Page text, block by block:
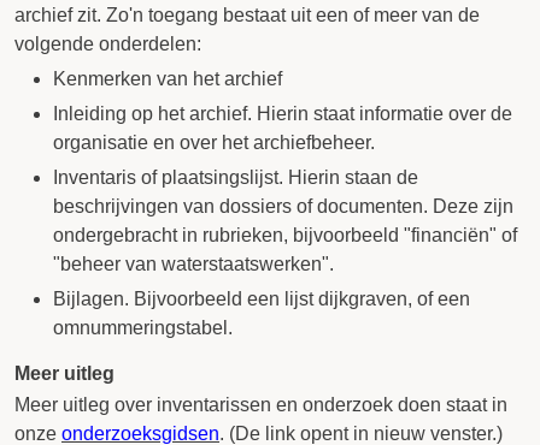
archief zit. Zo'n toegang bestaat uit een of meer van de
volgende onderdelen:
Kenmerken van het archief
Inleiding op het archief. Hierin staat informatie over de
organisatie en over het archiefbeheer.
Inventaris of plaatsingslijst. Hierin staan de
beschrijvingen van dossiers of documenten. Deze zijn
ondergebracht in rubrieken, bijvoorbeeld "financiën" of
"beheer van waterstaatswerken".
Bijlagen. Bijvoorbeeld een lijst dijkgraven, of een
omnummeringstabel.
Meer uitleg
Meer uitleg over inventarissen en onderzoek doen staat in
onze onderzoeksgidsen. (De link opent in nieuw venster.)